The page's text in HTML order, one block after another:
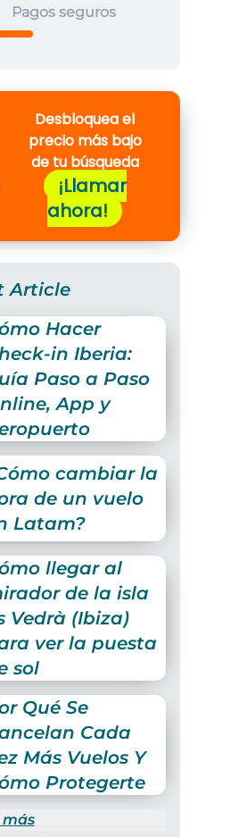
Pagos seguros
Desbloquea el
precio más bajo
de tu búsqueda
¡Llamar
ahora!
Article
Hacer
in Iberia:
Paso a Paso
App y
cambiar la
de un vuelo
Latam?
llegar al
de la isla
Vedrà (Ibiza)
ver la puesta
sol
Qué Se
Cada
Más Vuelos Y
Protegerte
más